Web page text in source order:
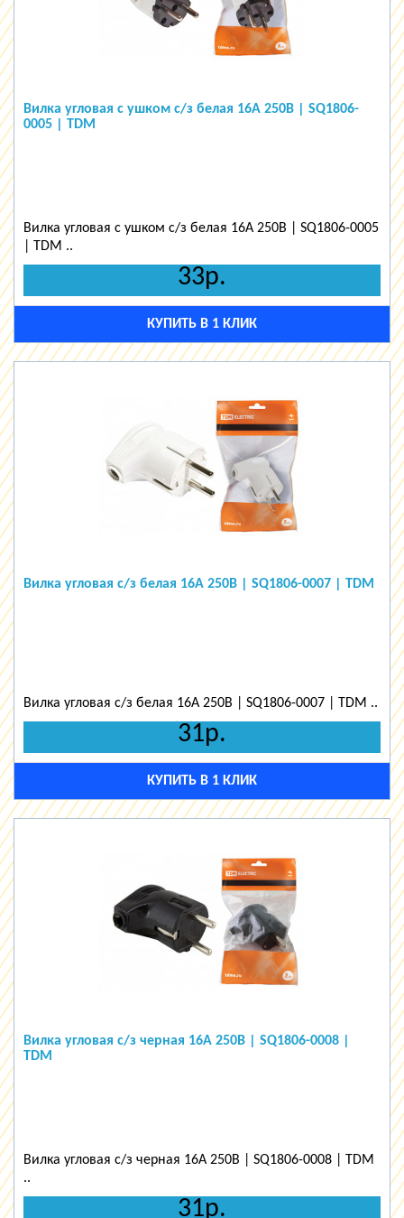
Вилка угловая с ушком с/з белая 16А 250В | SQ1806-
0005 | TDM
Вилка угловая с ушком с/з белая 16А 250В | SQ1806-0005
| TDM ..
33р.
КУПИТЬ В 1 КЛИК
Вилка угловая с/з белая 16А 250В | SQ1806-0007 | TDM
Вилка угловая с/з белая 16А 250В | SQ1806-0007 | TDM ..
31р.
КУПИТЬ В 1 КЛИК
Вилка угловая с/з черная 16А 250В | SQ1806-0008 |
TDM
Вилка угловая с/з черная 16А 250В | SQ1806-0008 | TDM
..
31р.